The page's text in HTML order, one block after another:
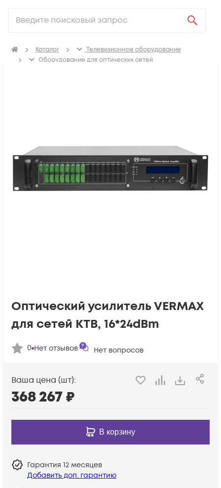
Каталог
Телевизионное оборудование
Оборудование для оптических сетей
Оптический усилитель VERMAX
для сетей КТВ, 16*24dBm
0 Нет отзывов Нет вопросов
Ваша цена (шт):
368 267₽
В корзину
Гарантия 12 месяцев
Добавить доп. гарантию